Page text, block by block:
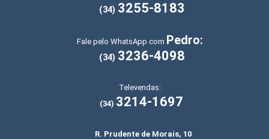
(34) 3255-8183
Fale pelo WhatsApp com Pedro:
(34) 3236-4098
Televendas:
(34) 3214-1697
R. Prudente de Morais, 10